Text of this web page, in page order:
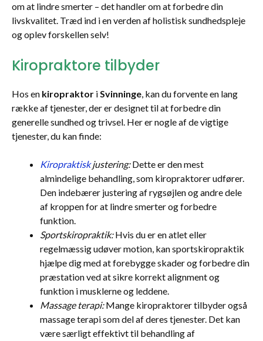
om at lindre smerter – det handler om at forbedre din
livskvalitet. Træd ind i en verden af holistisk sundhedspleje
og oplev forskellen selv!
Kiropraktore tilbyder
Hos en kiropraktor iSvinninge, kan du forvente en lang
række af tjenester, der er designet til at forbedre din
generelle sundhed og trivsel. Her er nogle af de vigtige
tjenester, du kan finde:
Kiropraktiskjustering:Dette er den mest
almindelige behandling, som kiropraktorer udfører.
Den indebærer justering af rygsøjlen og andre dele
af kroppen for at lindre smerter og forbedre
funktion.
Sportskiropraktik:Hvis du er en atlet eller
regelmæssig udøver motion, kan sportskiropraktik
hjælpe dig med at forebygge skader og forbedre din
præstation ved at sikre korrekt alignment og
funktion i musklerne og leddene.
Massage terapi:Mange kiropraktorer tilbyder også
massage terapi som del af deres tjenester. Det kan
være særligt effektivt til behandling af